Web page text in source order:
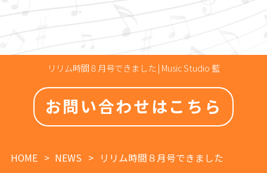
リリム時間８月号できました | Music Studio 藍
お問い合わせはこちら
HOME NEWS リリム時間８月号できました